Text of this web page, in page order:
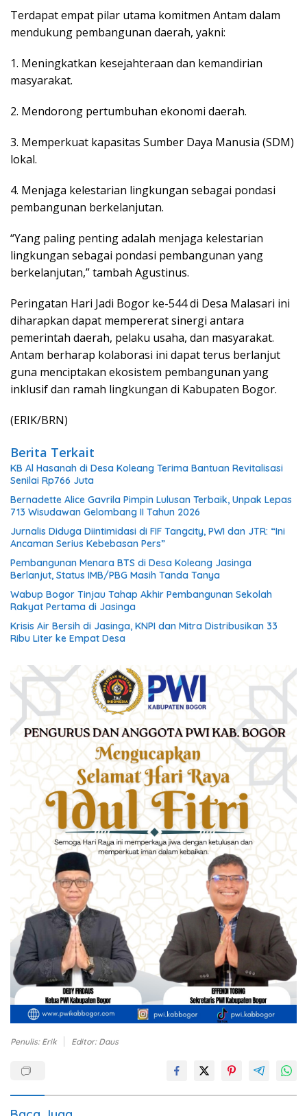
Terdapat empat pilar utama komitmen Antam dalam
mendukung pembangunan daerah, yakni:
1. Meningkatkan kesejahteraan dan kemandirian
masyarakat.
2. Mendorong pertumbuhan ekonomi daerah.
3. Memperkuat kapasitas Sumber Daya Manusia (SDM)
lokal.
4. Menjaga kelestarian lingkungan sebagai pondasi
pembangunan berkelanjutan.
“Yang paling penting adalah menjaga kelestarian
lingkungan sebagai pondasi pembangunan yang
berkelanjutan,” tambah Agustinus.
Peringatan Hari Jadi Bogor ke-544 di Desa Malasari ini
diharapkan dapat mempererat sinergi antara
pemerintah daerah, pelaku usaha, dan masyarakat.
Antam berharap kolaborasi ini dapat terus berlanjut
guna menciptakan ekosistem pembangunan yang
inklusif dan ramah lingkungan di Kabupaten Bogor.
(ERIK/BRN)
Berita Terkait
KB Al Hasanah di Desa Koleang Terima Bantuan Revitalisasi
Senilai Rp766 Juta
Bernadette Alice Gavrila Pimpin Lulusan Terbaik, Unpak Lepas
713 Wisudawan Gelombang II Tahun 2026
Jurnalis Diduga Diintimidasi di FIF Tangcity, PWI dan JTR: “Ini
Ancaman Serius Kebebasan Pers”
Pembangunan Menara BTS di Desa Koleang Jasinga
Berlanjut, Status IMB/PBG Masih Tanda Tanya
Wabup Bogor Tinjau Tahap Akhir Pembangunan Sekolah
Rakyat Pertama di Jasinga
Krisis Air Bersih di Jasinga, KNPI dan Mitra Distribusikan 33
Ribu Liter ke Empat Desa
Penulis: Erik Editor: Daus